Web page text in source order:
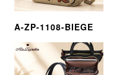
A-ZP-1108-BIEGE